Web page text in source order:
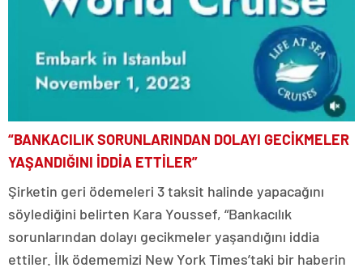
“BANKACILIK SORUNLARINDAN DOLAYI GECİKMELER
YAŞANDIĞINI İDDİA ETTİLER”
Şirketin geri ödemeleri 3 taksit halinde yapacağını
söylediğini belirten Kara Youssef, “Bankacılık
sorunlarından dolayı gecikmeler yaşandığını iddia
ettiler. İlk ödememizi New York Times’taki bir haberin